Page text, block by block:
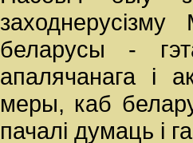
беларусы -
апалячанага і
меры, каб
пачалі думаць і